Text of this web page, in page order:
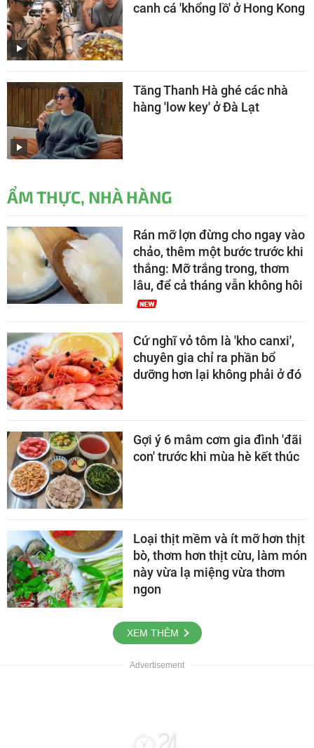
canh cá 'khổng lồ' ở Hong Kong
Tăng Thanh Hà ghé các nhà
hàng 'low key' ở Đà Lạt
ẨM THỰC, NHÀ HÀNG
Rán mỡ lợn đừng cho ngay vào
chảo, thêm một bước trước khi
thắng: Mỡ trắng trong, thơm
lâu, để cả tháng vẫn không hôi
Cứ nghĩ vỏ tôm là 'kho canxi',
chuyên gia chỉ ra phần bổ
dưỡng hơn lại không phải ở đó
Gợi ý 6 mâm cơm gia đình 'đãi
con' trước khi mùa hè kết thúc
Loại thịt mềm và ít mỡ hơn thịt
bò, thơm hơn thịt cừu, làm món
này vừa lạ miệng vừa thơm
ngon
XEM THÊM